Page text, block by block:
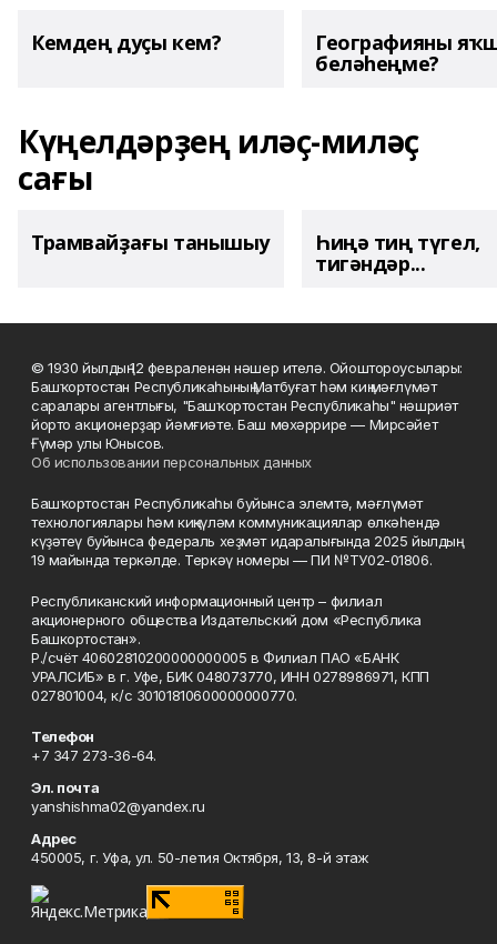
Кемдең дуҫы кем? Географияны
беләһеңме?
Күңелдәрҙең иләҫ-миләҫ
сағы
Трамвайҙағы танышыу Һиңә тиң түгел,
тигәндәр...
© 1930 йылдың 12 февраленән нәшер ителә. Ойоштороусылары:
Башҡортостан Республикаһының Матбуғат һәм киң мәғлүмәт
саралары агентлығы, "Башҡортостан Республикаһы" нәшриәт
йорто акционерҙар йәмғиәте. Баш мөхәррире — Мирсәйет
Ғүмәр улы Юнысов.
Об использовании персональных данных
Башҡортостан Республикаһы буйынса элемтә, мәғлүмәт
технологиялары һәм киңкүләм коммуникациялар өлкәһендә
күҙәтеү буйынса федераль хеҙмәт идаралығында 2025 йылдың
19 майында теркәлде. Теркәү номеры — ПИ №ТУ02-01806.
Республиканский информационный центр – филиал
акционерного общества Издательский дом «Республика
Башкортостан».
Р./счёт 40602810200000000005 в Филиал ПАО «БАНК
УРАЛСИБ» в г. Уфе, БИК 048073770, ИНН 0278986971, КПП
027801004, к/с 30101810600000000770.
Телефон
+7 347 273-36-64.
Эл. почта
yanshishma02@yandex.ru
Адрес
450005, г. Уфа, ул. 50-летия Октября, 13, 8-й этаж